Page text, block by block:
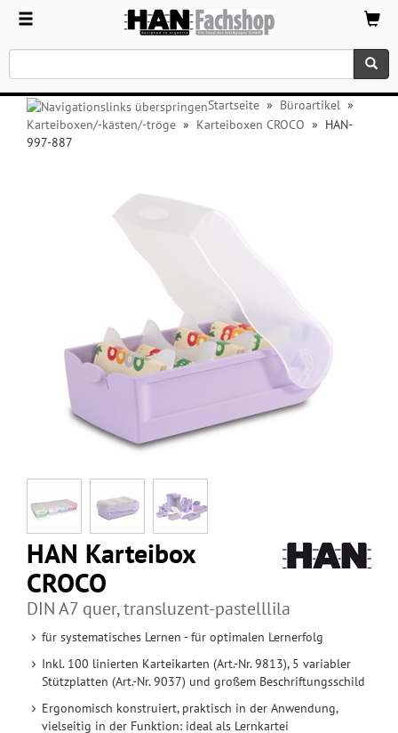
Startseite » Büroartikel »
Karteiboxen/-kästen/-tröge » Karteiboxen CROCO » HAN-
997-887
HAN Karteibox
CROCO
DIN A7 quer, transluzent-pastelllila
für systematisches Lernen - für optimalen Lernerfolg
Inkl. 100 linierten Karteikarten (Art.-Nr. 9813), 5 variabler
Stützplatten (Art.-Nr. 9037) und großem Beschriftungsschild
Ergonomisch konstruiert, praktisch in der Anwendung,
vielseitig in der Funktion: ideal als Lernkartei